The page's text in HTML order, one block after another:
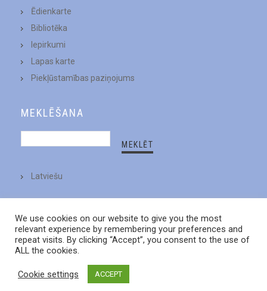
Ēdienkarte
Bibliotēka
Iepirkumi
Lapas karte
Piekļūstamības paziņojums
MEKLĒŠANA
Latviešu
We use cookies on our website to give you the most
relevant experience by remembering your preferences and
repeat visits. By clicking “Accept”, you consent to the use of
ALL the cookies.
Cookie settings ACCEPT